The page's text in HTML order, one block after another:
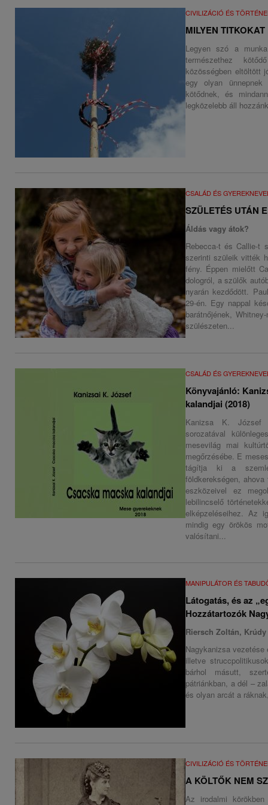
CIVILIZÁCIÓ ÉS
MILYEN
Legyen szó a
természethez
közösségben eltöltött
egy olyan ünnepnek
kötődnek, és
legközelebb áll
CSALÁD ÉS
SZÜLETÉS UTÁN
Áldás vagy átok?
Rebecca-t és Callie-t
szerinti szüleik vitték
fény. Éppen mielőtt
dologról, a szülők
nyarán kezdődött.
29-én. Egy nappal
barátnőjének,
szülészeten...
CSALÁD ÉS
Könyvajánló:
kalandjai (2018)
Kanizsa K. József
sorozatával
mesevilág mai
megőrzésébe. E
tágítja ki a
földkerekségen,
eszközeivel ez
lebilincselő
elképzeléseihez. Az
mindig egy örökös
valósítani...
MANIPULÁTOR ÉS
Látogatás, és az
Hozzátartozók
Riersch Zoltán,
Nagykanizsa
illetve
bárhol másutt,
pátriánkban, a dél –
és olyan arcát a
CIVILIZÁCIÓ ÉS
A KÖLTŐK NEM
Az irodalmi